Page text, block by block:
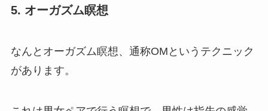
5. オーガズム瞑想
なんとオーガズム瞑想、通称OMというテクニック
があります。